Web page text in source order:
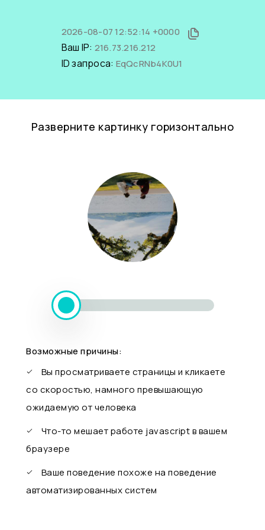
2026-08-07 12:52:14 +0000
Ваш IP: 216.73.216.212
ID запроса: EqQcRNb4K0U1
Разверните картинку горизонтально
Возможные причины:
Вы просматриваете страницы и кликаете
со скоростью, намного превышающую
ожидаемую от человека
Что-то мешает работе javascript в вашем
браузере
Ваше поведение похоже на поведение
автоматизированных систем